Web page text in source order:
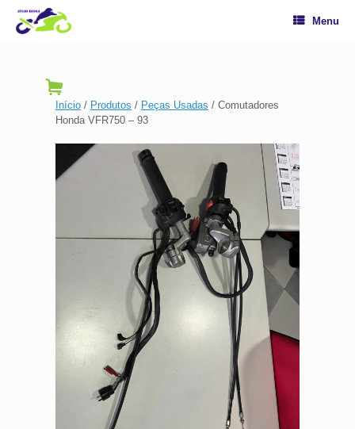
Menu
Início / Produtos / Peças Usadas / Comutadores
Honda VFR750 – 93